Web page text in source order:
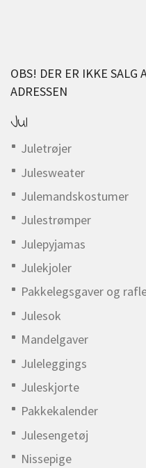
OBS! DER ER IKKE SALG
ADRESSEN
Jul
Juletrøjer
Julesweater
Julemandskostumer
Julestrømper
Julepyjamas
Julekjoler
Pakkelegsgaver og
Julesok
Mandelgaver
Juleleggings
Juleskjorte
Pakkekalender
Julesengetøj
Nissepige